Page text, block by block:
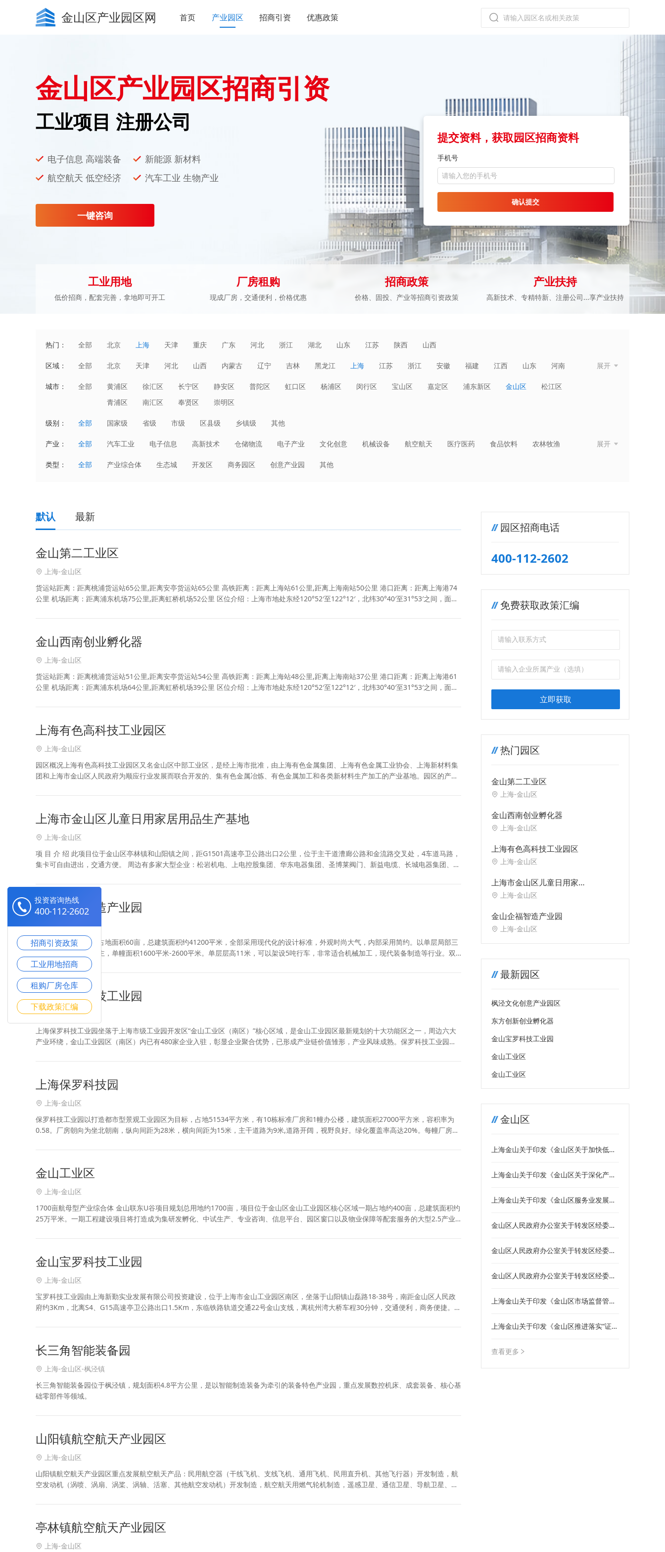
金山区产业园区网 首页 产业园区 招商引资 优惠政策
金山区产业园区招商引资
工业项目 注册公司
电子信息 高端装备
新能源 新材料
航空航天 低空经济
汽车工业 生物产业
一键咨询
提交资料，获取园区招商资料
手机号
确认提交
工业用地
低价招商，配套完善，拿地即可开工
厂房租购
现成厂房，交通便利，价格优惠
招商政策
价格、固投、产业等招商引资政策
产业扶持
高新技术、专精特新、注册公司...享产业扶持
热门： 全部 北京 上海 天津 重庆 广东 河北 浙江 湖北 山东 江苏 陕西 山西
区域： 全部 北京 天津 河北 山西 内蒙古 辽宁 吉林 黑龙江 上海 江苏 浙江 安徽 福建 江西 山东
河南
湖北
湖南 广西 海南 重庆 四川 云南 西藏 陕西 甘肃 青海 宁夏 新疆 台湾
澳门
展开
城市： 全部 黄浦区 徐汇区 长宁区 静安区 普陀区 虹口区 杨浦区 闵行区 宝山区 嘉定区 浦东新区 金山区
松江区
青浦区
南汇区 奉贤区 崇明区
级别： 全部 国家级 省级 市级 区县级 乡镇级 其他
产业： 全部 汽车工业 电子信息 高新技术 仓储物流 电子产业 文化创意 机械设备 航空航天 医疗医药 食品饮料
农林牧渔
国防科技产业
能源电力 化工日化 环保节能 建材冶金
展开
类型： 全部 产业综合体 生态城 开发区 商务园区 创意产业园 其他
默认 最新
金山第二工业区
上海-金山区
货运站距离：距离桃浦货运站65公里,距离安亭货运站65公里 高铁距离：距离上海站61公里,距离上海南站50公里 港口距离：距离上海港74
公里 机场距离：距离浦东机场75公里,距离虹桥机场52公里 区位介绍：上海市地处东经120°52′至122°12′，北纬30°40′至31°53′之间，面积
金山西南创业孵化器
上海-金山区
货运站距离：距离桃浦货运站51公里,距离安亭货运站54公里 高铁距离：距离上海站48公里,距离上海南站37公里 港口距离：距离上海港61
公里 机场距离：距离浦东机场64公里,距离虹桥机场39公里 区位介绍：上海市地处东经120°52′至122°12′，北纬30°40′至31°53′之间，面积
上海有色高科技工业园区
上海-金山区
园区概况上海有色高科技工业园区又名金山区中部工业区，是经上海市批准，由上海有色金属集团、上海有色金属工业协会、上海新材料集
团和上海市金山区人民政府为顺应行业发展而联合开发的、集有色金属冶炼、有色金属加工和各类新材料生产加工的产业基地。园区的产业
上海市金山区儿童日用家居用品生产基地
上海-金山区
项 目 介 绍 此项目位于金山区亭林镇和山阳镇之间，距G1501高速亭卫公路出口2公里，位于主干道漕廊公路和金流路交叉处，4车道马路，
集卡可自由进出，交通方便。 周边有多家大型企业：松岩机电、上电控股集团、华东电器集团、圣博莱阀门、新益电缆、长城电器集团、弘
金山企福智造产业园
上海-金山区
企福（金山）产业园占地面积60亩，总建筑面积约41200平米，全部采用现代化的设计标准，外观时尚大气，内部采用简约。以单层局部三
层，双层局部三层为主，单幢面积1600平米-2600平米。单层层高11米，可以架设5吨行车，非常适合机械加工，现代装备制造等行业。双
层厂房适合电子，仪器，仪表，通信等现代化
金山保罗科技工业园
上海-金山区
上海保罗科技工业园坐落于上海市级工业园开发区“金山工业区（南区）”核心区域，是金山工业园区最新规划的十大功能区之一，周边六大
产业环绕，金山工业园区（南区）内已有480家企业入驻，彰显企业聚合优势，已形成产业链价值雏形，产业风味成熟。保罗科技工业园依
上海保罗科技园
上海-金山区
保罗科技工业园以打造都市型景观工业园区为目标，占地51534平方米，有10栋标准厂房和1幢办公楼，建筑面积27000平方米，容积率为
0.58。厂房朝向为坐北朝南，纵向间距为28米，横向间距为15米，主干道路为9米,道路开阔，视野良好。绿化覆盖率高达20%。每幢厂房建
金山工业区
上海-金山区
1700亩航母型产业综合体 金山联东U谷项目规划总用地约1700亩，项目位于金山区金山工业园区核心区域一期占地约400亩，总建筑面积约
25万平米。一期工程建设项目将打造成为集研发孵化、中试生产、专业咨询、信息平台、园区窗口以及物业保障等配套服务的大型2.5产业
金山宝罗科技工业园
上海-金山区
宝罗科技工业园由上海新勤实业发展有限公司投资建设，位于上海市金山工业园区南区，坐落于山阳镇山磊路18-38号，南距金山区人民政
府约3Km，北离S4、G15高速亭卫公路出口1.5Km，东临铁路轨道交通22号金山支线，离杭州湾大桥车程30分钟，交通便利，商务便捷。
长三角智能装备园
上海-金山区-枫泾镇
长三角智能装备园位于枫泾镇，规划面积4.8平方公里，是以智能制造装备为牵引的装备特色产业园，重点发展数控机床、成套装备、核心基
础零部件等领域。
山阳镇航空航天产业园区
上海-金山区
山阳镇航空航天产业园区重点发展航空航天产品：民用航空器（干线飞机、支线飞机、通用飞机、民用直升机、其他飞行器）开发制造，航
空发动机（涡喷、涡扇、涡桨、涡轴、活塞、其他航空发动机）开发制造，航空航天用燃气轮机制造，遥感卫星、通信卫星、导航卫星、运
亭林镇航空航天产业园区
上海-金山区
园区招商电话
400-112-2602
免费获取政策汇编
立即获取
热门园区
金山第二工业区
上海-金山区
金山西南创业孵化器
上海-金山区
上海有色高科技工业园区
上海-金山区
上海市金山区儿童日用家居
用品生产基地
上海-金山区
金山企福智造产业园
上海-金山区
最新园区
枫泾文化创意产业园区
东方创新创业孵化器
金山宝罗科技工业园
金山工业区
金山工业区
金山区
上海金山关于印发《金山区关于加快低空
上海金山关于印发《金山区关于深化产业
政策》的通知
上海金山关于印发《金山区服务业发展引
金山区人民政府办公室关于转发区经委制
量发展的实施意见》的通知
金山区人民政府办公室关于转发区经委制
国家纤维材料产业集群的实施意见》的通
金山区人民政府办公室关于转发区经委制
无人机产业高质量发展的实施意见》的通
上海金山关于印发《金山区市场监督管理
通知
上海金山关于印发《金山区推进落实“证照
查看更多
投资咨询热线
400-112-2602
招商引资政策
工业用地招商
租购厂房仓库
下载政策汇编